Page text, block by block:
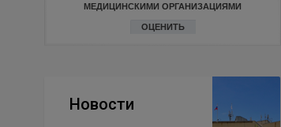
МЕДИЦИНСКИМИ ОРГАНИЗАЦИЯМИ
ОЦЕНИТЬ
Новости